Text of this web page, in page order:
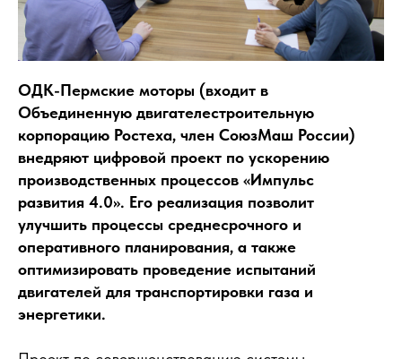
ОДК-Пермские моторы (входит в
Объединенную двигателестроительную
корпорацию Ростеха, член СоюзМаш России)
внедряют цифровой проект по ускорению
производственных процессов «Импульс
развития 4.0». Его реализация позволит
улучшить процессы среднесрочного и
оперативного планирования, а также
оптимизировать проведение испытаний
двигателей для транспортировки газа и
энергетики.